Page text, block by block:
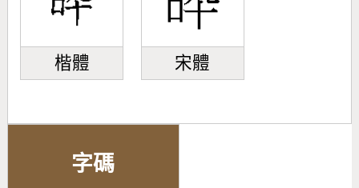
楷體 宋體
字碼